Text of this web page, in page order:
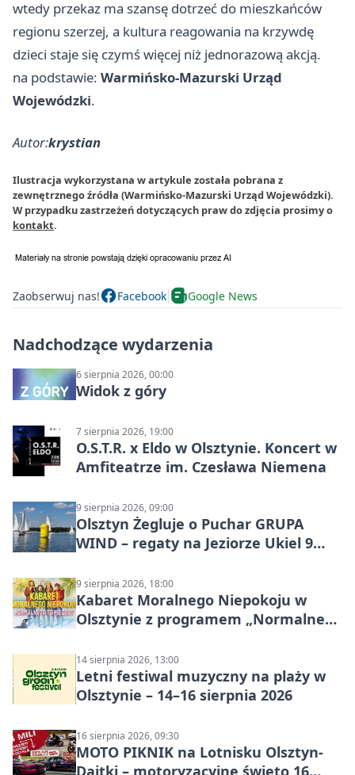
wtedy przekaz ma szansę dotrzeć do mieszkańców
regionu szerzej, a kultura reagowania na krzywdę
dzieci staje się czymś więcej niż jednorazową akcją.
na podstawie: Warmińsko-Mazurski Urząd
Wojewódzki.
Autor:krystian
Ilustracja wykorzystana w artykule została pobrana z
zewnętrznego źródła (Warmińsko-Mazurski Urząd Wojewódzki).
W przypadku zastrzeżeń dotyczących praw do zdjęcia prosimy o
kontakt.
Zaobserwuj nas! Facebook Google News
Nadchodzące wydarzenia
6 sierpnia 2026, 00:00
Widok z góry
7 sierpnia 2026, 19:00
O.S.T.R. x Eldo w Olsztynie. Koncert w
Amfiteatrze im. Czesława Niemena
9 sierpnia 2026, 09:00
Olsztyn Żegluje o Puchar GRUPA
WIND – regaty na Jeziorze Ukiel 9
9 sierpnia 2026, 18:00
Kabaret Moralnego Niepokoju w
Olsztynie z programem „Normalne
14 sierpnia 2026, 13:00
Letni festiwal muzyczny na plaży w
Olsztynie – 14–16 sierpnia 2026
16 sierpnia 2026, 09:30
MOTO PIKNIK na Lotnisku Olsztyn-
Dajtki – motoryzacyjne święto 16